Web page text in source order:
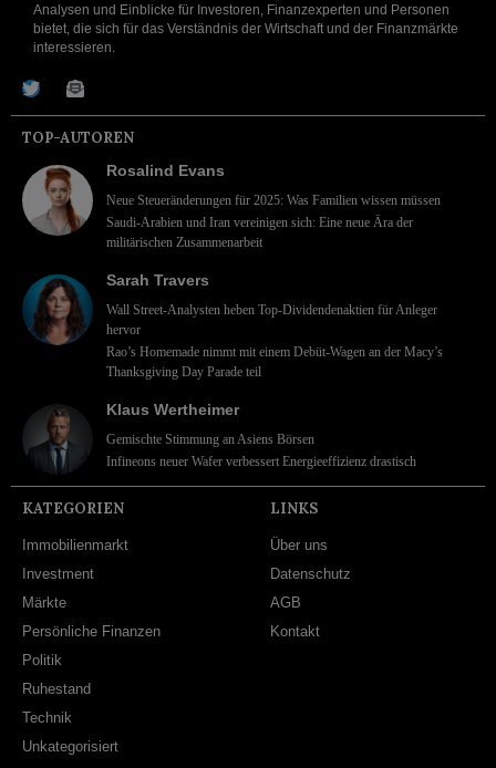
Analysen und Einblicke für Investoren, Finanzexperten und Personen
bietet, die sich für das Verständnis der Wirtschaft und der Finanzmärkte
interessieren.
TOP-AUTOREN
Rosalind Evans
Neue Steueränderungen für 2025: Was Familien wissen müssen
Saudi-Arabien und Iran vereinigen sich: Eine neue Ära der
militärischen Zusammenarbeit
Sarah Travers
Wall Street-Analysten heben Top-Dividendenaktien für Anleger
hervor
Rao’s Homemade nimmt mit einem Debüt-Wagen an der Macy’s
Thanksgiving Day Parade teil
Klaus Wertheimer
Gemischte Stimmung an Asiens Börsen
Infineons neuer Wafer verbessert Energieeffizienz drastisch
KATEGORIEN
Immobilienmarkt
Investment
Märkte
Persönliche Finanzen
Politik
Ruhestand
Technik
Unkategorisiert
LINKS
Über uns
Datenschutz
AGB
Kontakt